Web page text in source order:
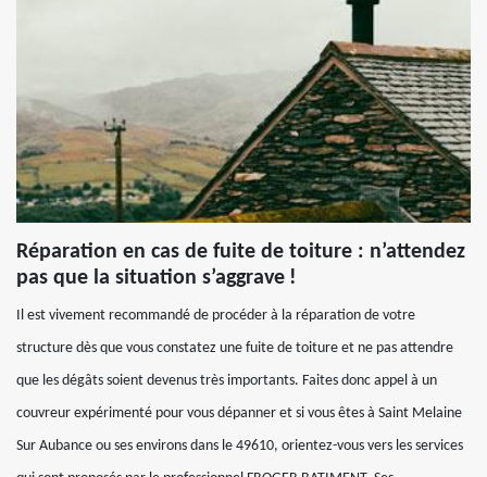
Réparation en cas de fuite de toiture : n’attendez
pas que la situation s’aggrave !
Il est vivement recommandé de procéder à la réparation de votre
structure dès que vous constatez une fuite de toiture et ne pas attendre
que les dégâts soient devenus très importants. Faites donc appel à un
couvreur expérimenté pour vous dépanner et si vous êtes à Saint Melaine
Sur Aubance ou ses environs dans le 49610, orientez-vous vers les services